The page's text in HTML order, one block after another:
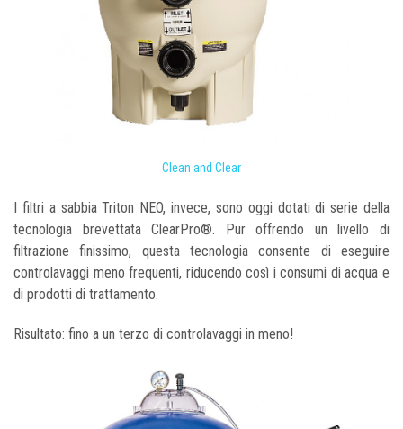
Clean and Clear
I filtri a sabbia Triton NEO, invece, sono oggi dotati di serie della
tecnologia brevettata ClearPro®. Pur offrendo un livello di
filtrazione finissimo, questa tecnologia consente di eseguire
controlavaggi meno frequenti, riducendo così i consumi di acqua e
di prodotti di trattamento.
Risultato: fino a un terzo di controlavaggi in meno!